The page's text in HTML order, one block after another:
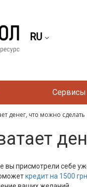
RU
Сервисы
денег, что можно сделать
вы присмотрели себе
кредит на 1500